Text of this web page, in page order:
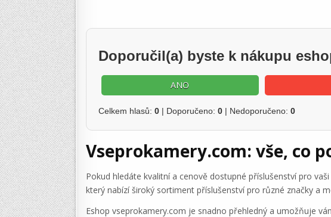
Doporučil(a) byste k nákupu
ANO
Celkem hlasů: 0 | Doporučeno: 0 | Nedoporučeno: 0
Vseprokamery.com: vše, co
Pokud hledáte kvalitní a cenově dostupné příslušenství pro
který nabízí široký sortiment příslušenství pro různé značky a
Eshop vseprokamery.com je snadno přehledný a umožňuje